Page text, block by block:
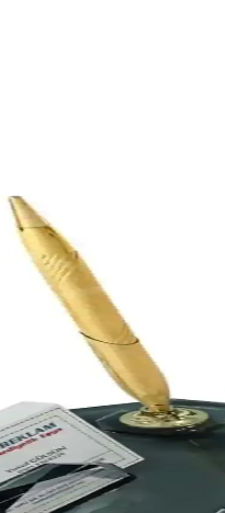
Sunum Peçeteleri
peçeteleri, yüksek kaliteli
Dantelli Kaşıklık Seti
kaşıklık seti, estetik ve
Siyah Deri Sümen
Deri Sümen Takımı, modern
Takvimi: Modern ve
canlı renkleri ve